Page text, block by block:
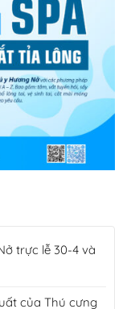
trực lễ 30-4 và
của Thú cưng